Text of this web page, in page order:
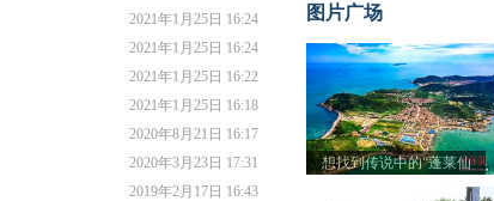
2021年1月25日 16:24
2021年1月25日 16:24
2021年1月25日 16:22
2021年1月25日 16:18
2020年8月21日 16:17
2020年3月23日 17:31
2019年2月17日 16:43
图片广场
想找到传说中的“蓬莱仙
境”？这里或许“有求必应”